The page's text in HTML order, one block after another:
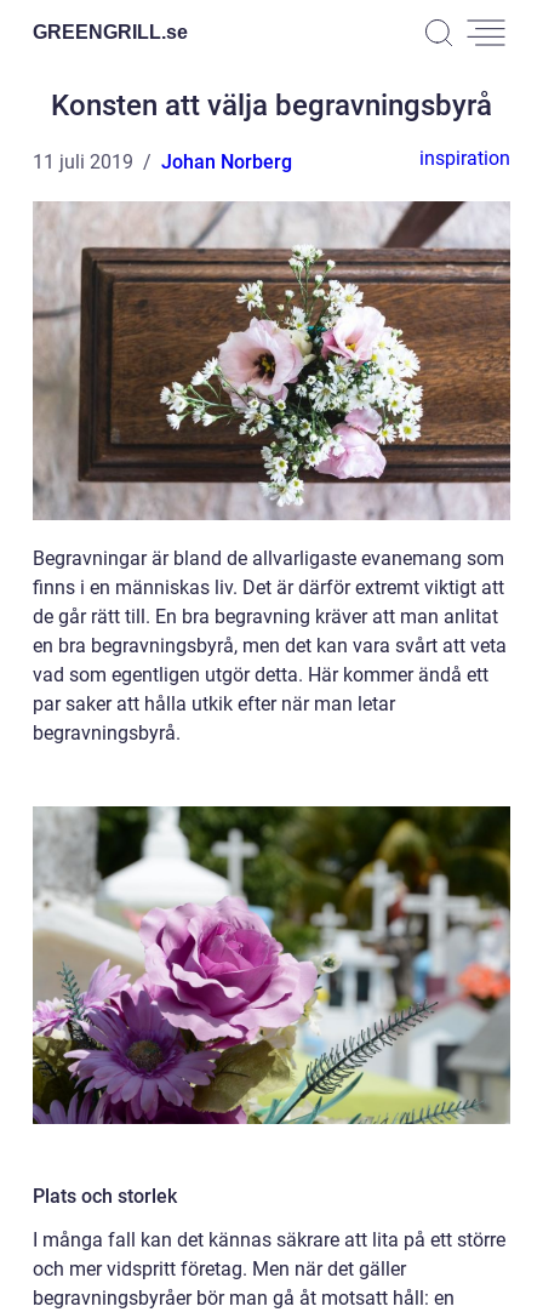
GREENGRILL.se
Konsten att välja begravningsbyrå
11 juli 2019 Johan Norberg inspiration
Begravningar är bland de allvarligaste evanemang som
finns i en människas liv. Det är därför extremt viktigt att
de går rätt till. En bra begravning kräver att man anlitat
en bra begravningsbyrå, men det kan vara svårt att veta
vad som egentligen utgör detta. Här kommer ändå ett
par saker att hålla utkik efter när man letar
begravningsbyrå.
Plats och storlek
I många fall kan det kännas säkrare att lita på ett större
och mer vidspritt företag. Men när det gäller
begravningsbyråer bör man gå åt motsatt håll: en